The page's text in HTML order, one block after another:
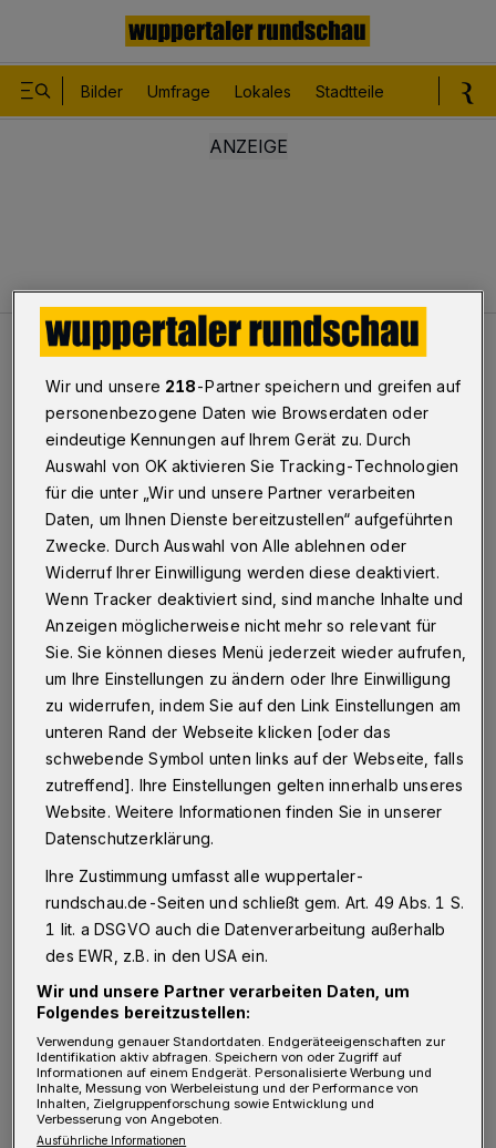
Bilder Umfrage Lokales Stadtteile
Tiere Fliegende Ohren auf kurzen Beinen
Fliegende Ohren auf kurzen
Beinen
Wuppertal·Bobby-Car-Rennen auf der Hardt hatten
September 2015) geht es schon wieder unmotorisiert
um die Wette — allerdings nicht auf vier Rädern,
sondern auf vier kurzen Beinen.
30.08.2015 , 12:00 Uhr
Zum elften Mal steigt ab 11 Uhr das
Dackelrennen auf dem Hundeplatz an der
Buchenhofener Straße 69. Die Gruppe
Wuppertal-Vohwinkel des Deutschen
Teckelclubs verspricht einen Spaß für Hund
und Hundeführer — und dass auch andere
Rassen eine Renn-Chance bekommen.
Wir und unsere 218-Partner speichern und greifen auf
personenbezogene Daten wie Browserdaten oder
eindeutige Kennungen auf Ihrem Gerät zu. Durch
Auswahl von OK aktivieren Sie Tracking-Technologien
für die unter „Wir und unsere Partner verarbeiten
Daten, um Ihnen Dienste bereitzustellen“ aufgeführten
Zwecke. Durch Auswahl von Alle ablehnen oder
Widerruf Ihrer Einwilligung werden diese deaktiviert.
Wenn Tracker deaktiviert sind, sind manche Inhalte und
Anzeigen möglicherweise nicht mehr so relevant für
Sie. Sie können dieses Menü jederzeit wieder aufrufen,
um Ihre Einstellungen zu ändern oder Ihre Einwilligung
zu widerrufen, indem Sie auf den Link Einstellungen am
unteren Rand der Webseite klicken [oder das
schwebende Symbol unten links auf der Webseite, falls
zutreffend]. Ihre Einstellungen gelten innerhalb unseres
Website. Weitere Informationen finden Sie in unserer
Datenschutzerklärung.
Ihre Zustimmung umfasst alle wuppertaler-
rundschau.de-Seiten und schließt gem. Art. 49 Abs. 1 S.
1 lit. a DSGVO auch die Datenverarbeitung außerhalb
des EWR, z.B. in den USA ein.
Wir und unsere Partner verarbeiten Daten, um
Folgendes bereitzustellen:
Verwendung genauer Standortdaten. Endgeräteeigenschaften zur
Identifikation aktiv abfragen. Speichern von oder Zugriff auf
Informationen auf einem Endgerät. Personalisierte Werbung und
Inhalte, Messung von Werbeleistung und der Performance von
Inhalten, Zielgruppenforschung sowie Entwicklung und
Verbesserung von Angeboten.
Ausführliche Informationen